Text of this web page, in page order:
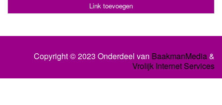
Link toevoegen
Copyright © 2023 Onderdeel van BaakmanMedia&
Vrolijk Internet Services